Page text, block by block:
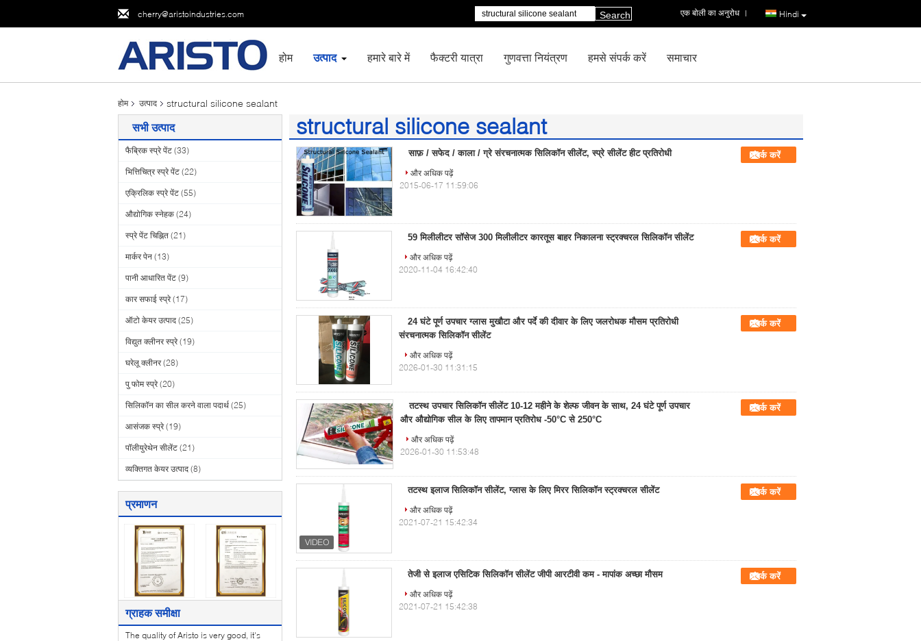
cherry@aristoindustries.com Hindi
एक बोली का अनुरोध |
Search
होम उत्पाद हमारे बारे में फैक्टरी यात्रा गुणवत्ता नियंत्रण हमसे संपर्क करें समाचार
होम उत्पाद structural silicone sealant
सभी उत्पाद
फैब्रिक स्प्रे पेंट (33)
भित्तिचित्र स्प्रे पेंट (22)
एक्रिलिक स्प्रे पेंट (55)
औद्योगिक स्नेहक (24)
स्प्रे पेंट चिह्नित (21)
मार्कर पेन (13)
पानी आधारित पेंट (9)
कार सफाई स्प्रे (17)
ऑटो केयर उत्पाद (25)
विद्युत क्लीनर स्प्रे (19)
घरेलू क्लीनर (28)
पु फोम स्प्रे (20)
सिलिकॉन का सील करने वाला पदार्थ (25)
आसंजक स्प्रे (19)
पॉलीयुरेथेन सीलेंट (21)
व्यक्तिगत केयर उत्पाद (8)
प्रमाणन
ग्राहक समीक्षा
The quality of Aristo is very good, it's
structural silicone sealant
(20) साफ़ / सफेद / काला / ग्रे संरचनात्मक सिलिकॉन सीलेंट, स्प्रे सीलेंट हीट प्रतिरोधी
संपर्क करें
और अधिक पढ़ें
2015-06-17 11:59:06
59 मिलीलीटर सॉसेज 300 मिलीलीटर कारतूस बाहर निकालना स्ट्रक्चरल सिलिकॉन सीलेंट
संपर्क करें
और अधिक पढ़ें
2020-11-04 16:42:40
24 घंटे पूर्ण उपचार ग्लास मुखौटा और पर्दे की दीवार के लिए जलरोधक मौसम प्रतिरोधी
संरचनात्मक सिलिकॉन सीलेंट
संपर्क करें
और अधिक पढ़ें
2026-01-30 11:31:15
तटस्थ उपचार सिलिकॉन सीलेंट 10-12 महीने के शेल्फ जीवन के साथ, 24 घंटे पूर्ण उपचार
और औद्योगिक सील के लिए तापमान प्रतिरोध -50°C से 250°C
संपर्क करें
और अधिक पढ़ें
2026-01-30 11:53:48
तटस्थ इलाज सिलिकॉन सीलेंट, ग्लास के लिए मिरर सिलिकॉन स्ट्रक्चरल सीलेंट
संपर्क करें
और अधिक पढ़ें
2021-07-21 15:42:34
तेजी से इलाज एसिटिक सिलिकॉन सीलेंट जीपी आरटीवी कम - मापांक अच्छा मौसम
संपर्क करें
और अधिक पढ़ें
2021-07-21 15:42:38